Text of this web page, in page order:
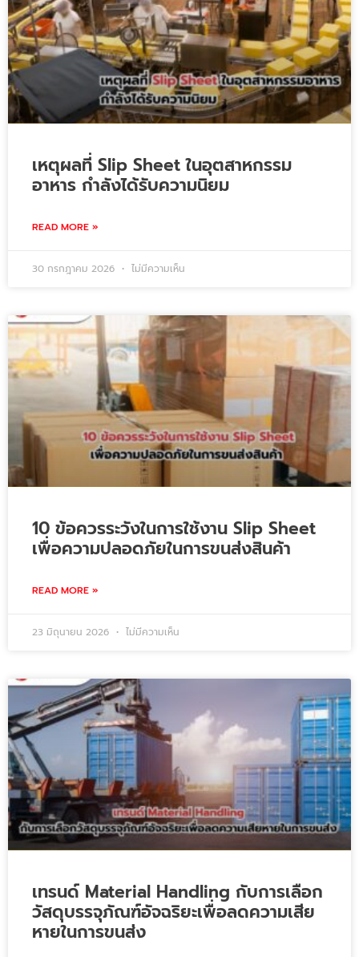
เหตุผลที่ Slip Sheet ในอุตสาหกรรม
อาหาร กำลังได้รับความนิยม
READ MORE »
30 กรกฎาคม 2026 ไม่มีความเห็น
10 ข้อควรระวังในการใช้งาน Slip Sheet
เพื่อความปลอดภัยในการขนส่งสินค้า
READ MORE »
23 มิถุนายน 2026 ไม่มีความเห็น
เทรนด์ Material Handling กับการเลือก
วัสดุบรรจุภัณฑ์อัจฉริยะเพื่อลดความเสีย
หายในการขนส่ง